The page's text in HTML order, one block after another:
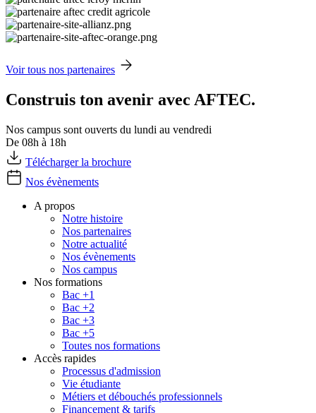
Voir tous nos partenaires
Construis ton avenir avec AFTEC.
Nos campus sont ouverts du lundi au vendredi
De 08h à 18h
Télécharger la brochure
Nos évènements
A propos
Notre histoire
Nos partenaires
Notre actualité
Nos évènements
Nos campus
Nos formations
Bac +1
Bac +2
Bac +3
Bac +5
Toutes nos formations
Accès rapides
Processus d'admission
Vie étudiante
Métiers et débouchés professionnels
Financement & tarifs